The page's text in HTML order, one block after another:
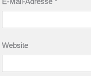
Website